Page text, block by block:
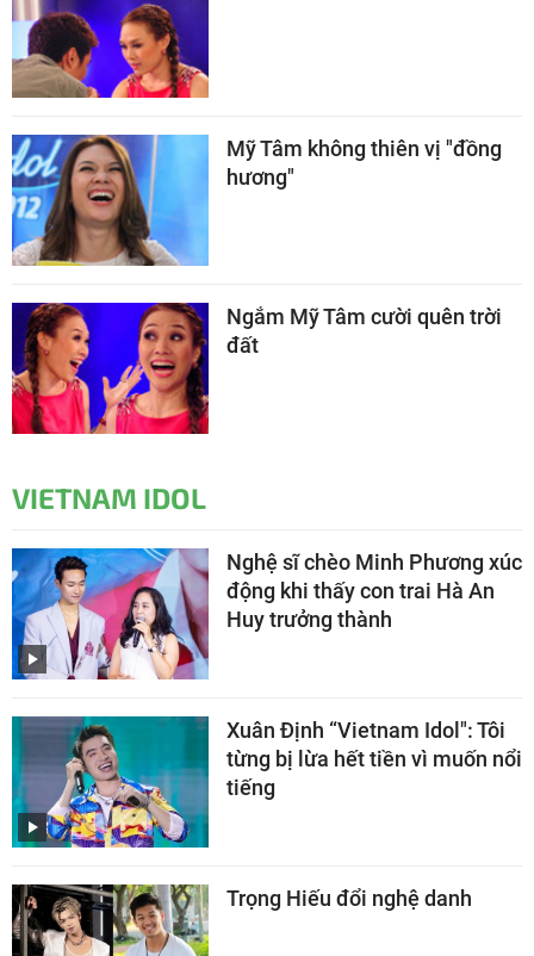
Mỹ Tâm không thiên vị "đồng
hương"
Ngắm Mỹ Tâm cười quên trời
đất
VIETNAM IDOL
Nghệ sĩ chèo Minh Phương xúc
động khi thấy con trai Hà An
Huy trưởng thành
Xuân Định “Vietnam Idol": Tôi
từng bị lừa hết tiền vì muốn nổi
tiếng
Trọng Hiếu đổi nghệ danh